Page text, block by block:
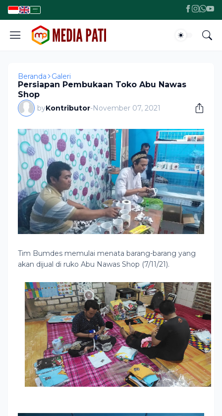
Beranda Galeri
Persiapan Pembukaan Toko Abu Nawas
Shop
byKontributor-November 07, 2021
Tim Bumdes memulai menata barang-barang yang
akan dijual di ruko Abu Nawas Shop (7/11/21).